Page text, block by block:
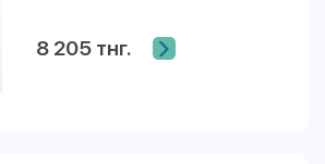
8 205 тнг.